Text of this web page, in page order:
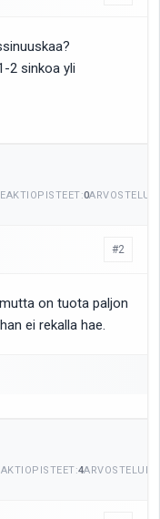
2 sinkoa yli
0
#2
on tuota paljon
ei rekalla hae.
4